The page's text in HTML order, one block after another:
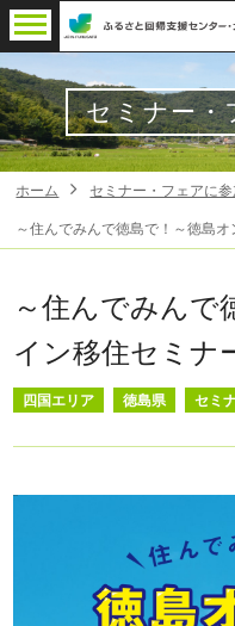
セミナー・
ホーム セミナー・フェアに
～住んでみんで徳島で！～徳島
～住んでみんで
イン移住セミナ
四国エリア 徳島県 セミ